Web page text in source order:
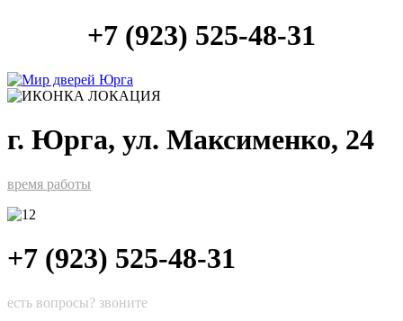
+7 (923) 525-48-31
г. Юрга, ул. Максименко, 24
время работы
+7 (923) 525-48-31
есть вопросы? звоните